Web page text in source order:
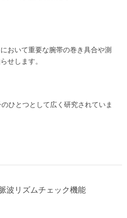
おいて重要な腕帯の巻き具合や測
せします。
ひとつとして広く研究されていま
波リズムチェック機能